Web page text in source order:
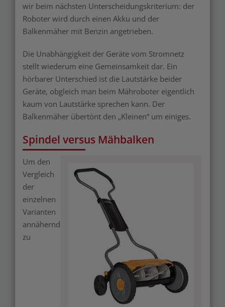
wir beim nächsten Unterscheidungskriterium: der
Roboter wird durch einen Akku und der
Balkenmäher mit Benzin angetrieben.
Die Unabhängigkeit der Geräte vom Stromnetz
stellt wiederum eine Gemeinsamkeit dar. Ein
hörbarer Unterschied ist die Lautstärke beider
Geräte, obgleich man beim Mähroboter eigentlich
kaum von Lautstärke sprechen kann. Der
Balkenmäher übertönt den „Kleinen“ um einiges.
Spindel versus Mähbalken
Merken
Um den
Vergleich
der
einzelnen
Varianten
annähernd
zu